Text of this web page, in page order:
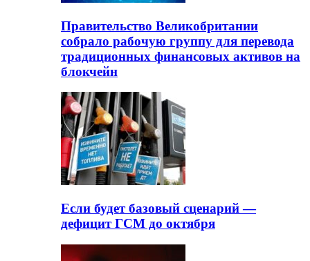
Правительство Великобритании
собрало рабочую группу для перевода
традиционных финансовых активов на
блокчейн
Если будет базовый сценарий —
дефицит ГСМ до октября